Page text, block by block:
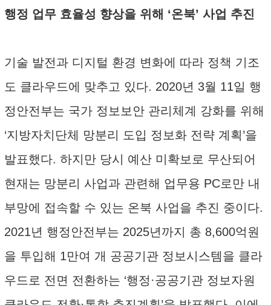
행정 업무 효율성 향상을 위해 ‘온북’ 사업 추진
기술 발전과 디지털 환경 변화에 따라 정책 기조
도 클라우드에 맞추고 있다. 2020년 3월 11일 행
정안전부는 국가 정보보안 관리체계 강화를 위해
‘지방자치단체 망분리 도입 정보화 전략 계획’을
발표했다. 하지만 당시 예산 미확보로 무산되어
현재는 망분리 사업과 관련해 업무용 PC로만 내
부망에 접속할 수 있는 온북 사업을 추진 중이다.
2021년 행정안전부는 2025년까지 총 8,600억원
을 투입해 1만여 개 공공기관 정보시스템을 클라
우드로 전면 전환하는 ‘행정·공공기관 정보자원